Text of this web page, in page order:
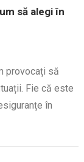
să alegi în
provocați să
Fie că este
în